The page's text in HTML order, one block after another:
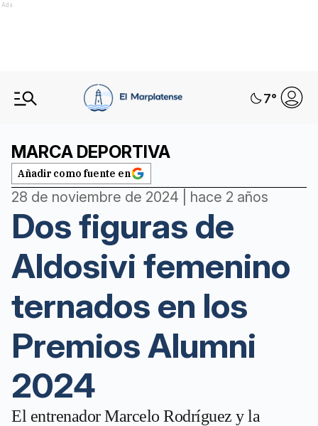
Ads
7°
MARCA DEPORTIVA
Añadir como fuente en
28 de noviembre de 2024 | hace 2 años
Dos figuras de
Aldosivi femenino
ternados en los
Premios Alumni
2024
El entrenador Marcelo Rodríguez y la